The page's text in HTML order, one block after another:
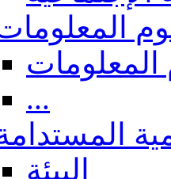
المعلومات
...
البيئة